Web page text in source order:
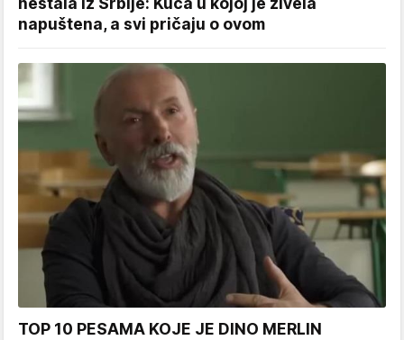
napuštena, a svi pričaju o ovom
TOP 10 PESAMA KOJE JE DINO MERLIN